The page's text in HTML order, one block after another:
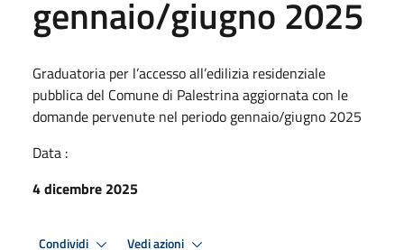
gennaio/giugno 2025
Graduatoria per l’accesso all’edilizia residenziale
pubblica del Comune di Palestrina aggiornata con le
domande pervenute nel periodo gennaio/giugno 2025
Data :
4 dicembre 2025
Condividi Vedi azioni